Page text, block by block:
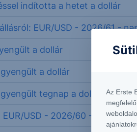
indította a hetet a dollár
EUR/USD - 2026/61 -
a dollár
a dollár
tegnap a dollár
USD - 2026/60 - napi
Az Erste